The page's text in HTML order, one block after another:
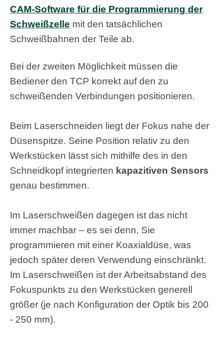
CAM-Software für die Programmierung der
Schweißzelle mit den tatsächlichen
Schweißbahnen der Teile ab.
Bei der zweiten Möglichkeit müssen die
Bediener den TCP korrekt auf den zu
schweißenden Verbindungen positionieren.
Beim Laserschneiden liegt der Fokus nahe der
Düsenspitze. Seine Position relativ zu den
Werkstücken lässt sich mithilfe des in den
Schneidkopf integrierten kapazitiven Sensors
genau bestimmen.
Im Laserschweißen dagegen ist das nicht
immer machbar – es sei denn, Sie
programmieren mit einer Koaxialdüse, was
jedoch später deren Verwendung einschränkt.
Im Laserschweißen ist der Arbeitsabstand des
Fokuspunkts zu den Werkstücken generell
größer (je nach Konfiguration der Optik bis 200
- 250 mm).